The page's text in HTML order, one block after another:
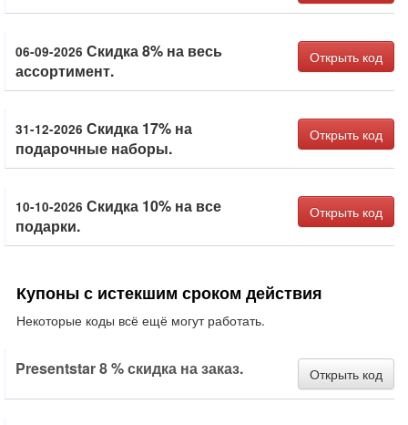
06-09-2026 Скидка 8% на весь
ассортимент.
Открыть код
31-12-2026 Скидка 17% на
подарочные наборы.
Открыть код
10-10-2026 Скидка 10% на все
подарки.
Открыть код
Купоны с истекшим сроком действия
Некоторые коды всё ещё могут работать.
Presentstar 8 % скидка на заказ. Открыть код